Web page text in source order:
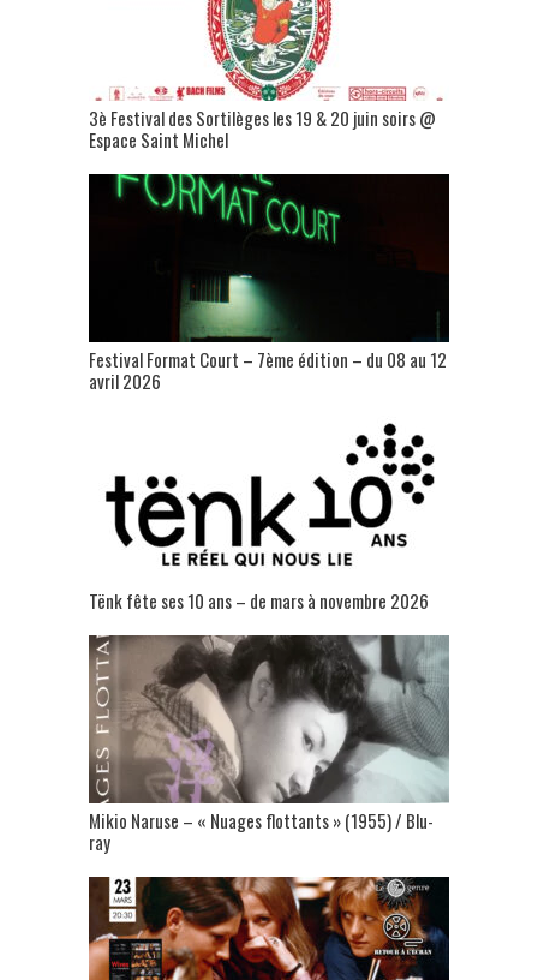
3è Festival des Sortilèges les 19 & 20 juin soirs @
Espace Saint Michel
Festival Format Court – 7ème édition – du 08 au 12
avril 2026
Tënk fête ses 10 ans – de mars à novembre 2026
Mikio Naruse – « Nuages flottants » (1955) / Blu-
ray